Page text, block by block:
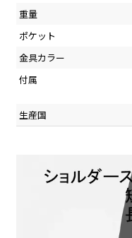
重量
ポケット
金具カラー
付属
生産国